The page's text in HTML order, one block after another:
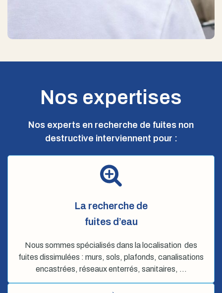
Nos expertises
Nos experts en recherche de fuites non
destructive interviennent pour :
La recherche de
fuites d’eau
Nous sommes spécialisés dans la localisation des
fuites dissimulées : murs, sols, plafonds, canalisations
encastrées, réseaux enterrés, sanitaires, …